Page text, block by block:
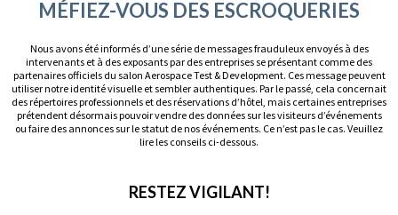
MÉFIEZ-VOUS DES ESCROQUERIES
Nous avons été informés d’une série de messages frauduleux envoyés à des
intervenants et à des exposants par des entreprises se présentant comme des
partenaires officiels du salon Aerospace Test & Development. Ces message peuvent
utiliser notre identité visuelle et sembler authentiques. Par le passé, cela concernait
des répertoires professionnels et des réservations d’hôtel, mais certaines entreprises
prétendent désormais pouvoir vendre des données sur les visiteurs d’événements
ou faire des annonces sur le statut de nos événements. Ce n’est pas le cas. Veuillez
lire les conseils ci-dessous.
RESTEZ VIGILANT!